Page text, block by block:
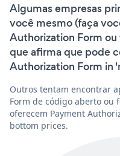
Algumas empresas
você mesmo (faça
Authorization Form
que afirma que pode
Authorization Form in
Outros tentam encontrar
Form de código aberto ou
oferecem Payment
bottom prices.